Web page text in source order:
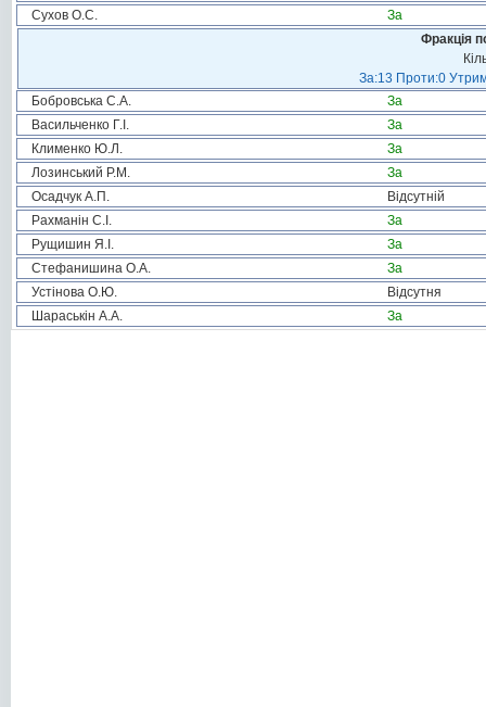
Сухов О.С.
За
Фракція
За:13 Проти:0
Бобровська С.А.
За
Васильченко Г.І.
За
Клименко Ю.Л.
За
Лозинський Р.М.
За
Осадчук А.П.
Відсутній
Рахманін С.І.
За
Рущишин Я.І.
За
Стефанишина О.А.
За
Устінова О.Ю.
Відсутня
Шараськін А.А.
За